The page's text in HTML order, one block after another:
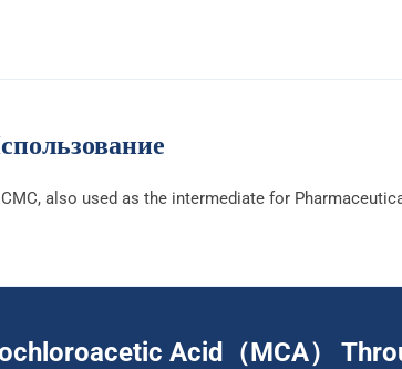
, also used as the intermediate for
Acid（MCA）